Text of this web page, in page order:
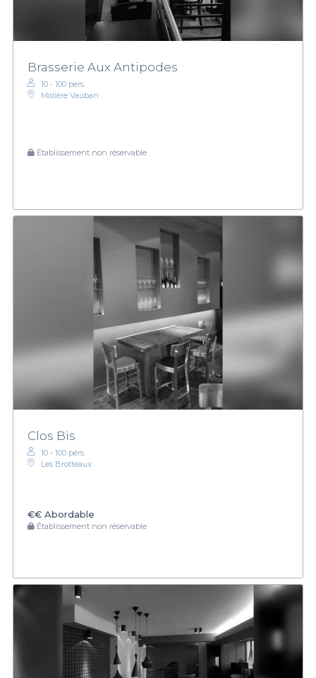
Brasserie Aux Antipodes
10 - 100 pers.
Molière Vauban
Établissement non réservable
Clos Bis
10 - 100 pers.
Les Brotteaux
€€ Abordable
Établissement non réservable